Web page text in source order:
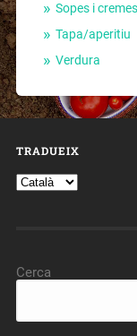
Sopes i cremes
Tapa/aperitiu
Verdura
TRADUEIX
Cerca